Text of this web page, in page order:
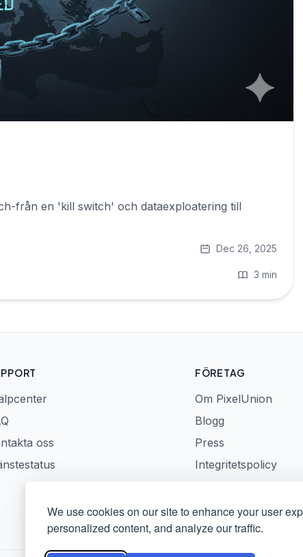
We use cookies on our site to enhance your user
personalized content, and analyze our traffic.
från en 'kill switch' och dataexploatering till
Dec 26, 2025
3 min
oss
FÖRETAG
Om PixelUnion
Blogg
Press
Integritetspolicy
Ansvarig avslöjande